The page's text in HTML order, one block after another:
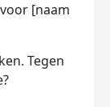
[naam
Tegen